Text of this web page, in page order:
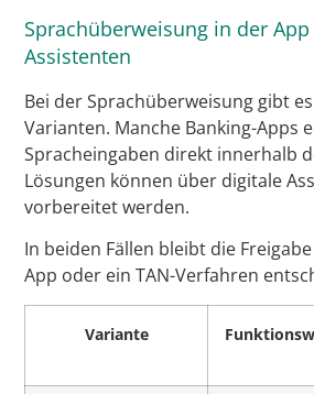
Sprachüberweisung in der
Assistenten
Bei der Sprachüberweisung gibt
Varianten. Manche Banking-Apps
Spracheingaben direkt innerhalb
Lösungen können über digitale
vorbereitet werden.
In beiden Fällen bleibt die
App oder ein TAN-Verfahren
Variante